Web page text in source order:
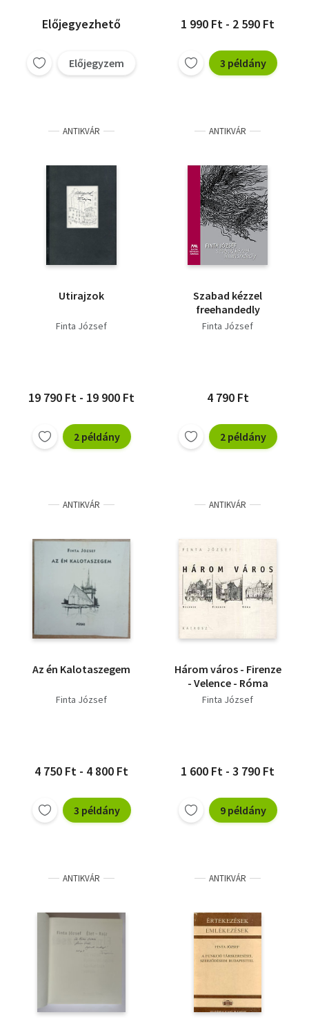
Előjegyezhető
Előjegyzem
1 990 Ft - 2 590 Ft
3 példány
ANTIKVÁR
Utirajzok
Finta József
19 790 Ft - 19 900 Ft
2 példány
ANTIKVÁR
Szabad kézzel
freehandedly
Finta József
4 790 Ft
2 példány
ANTIKVÁR
Az én Kalotaszegem
Finta József
4 750 Ft - 4 800 Ft
3 példány
ANTIKVÁR
Három város - Firenze
- Velence - Róma
Finta József
1 600 Ft - 3 790 Ft
9 példány
ANTIKVÁR ANTIKVÁR